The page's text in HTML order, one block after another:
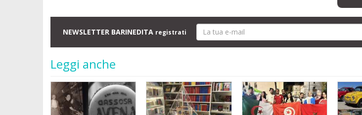
NEWSLETTER BARINEDITA registrati
Leggi anche